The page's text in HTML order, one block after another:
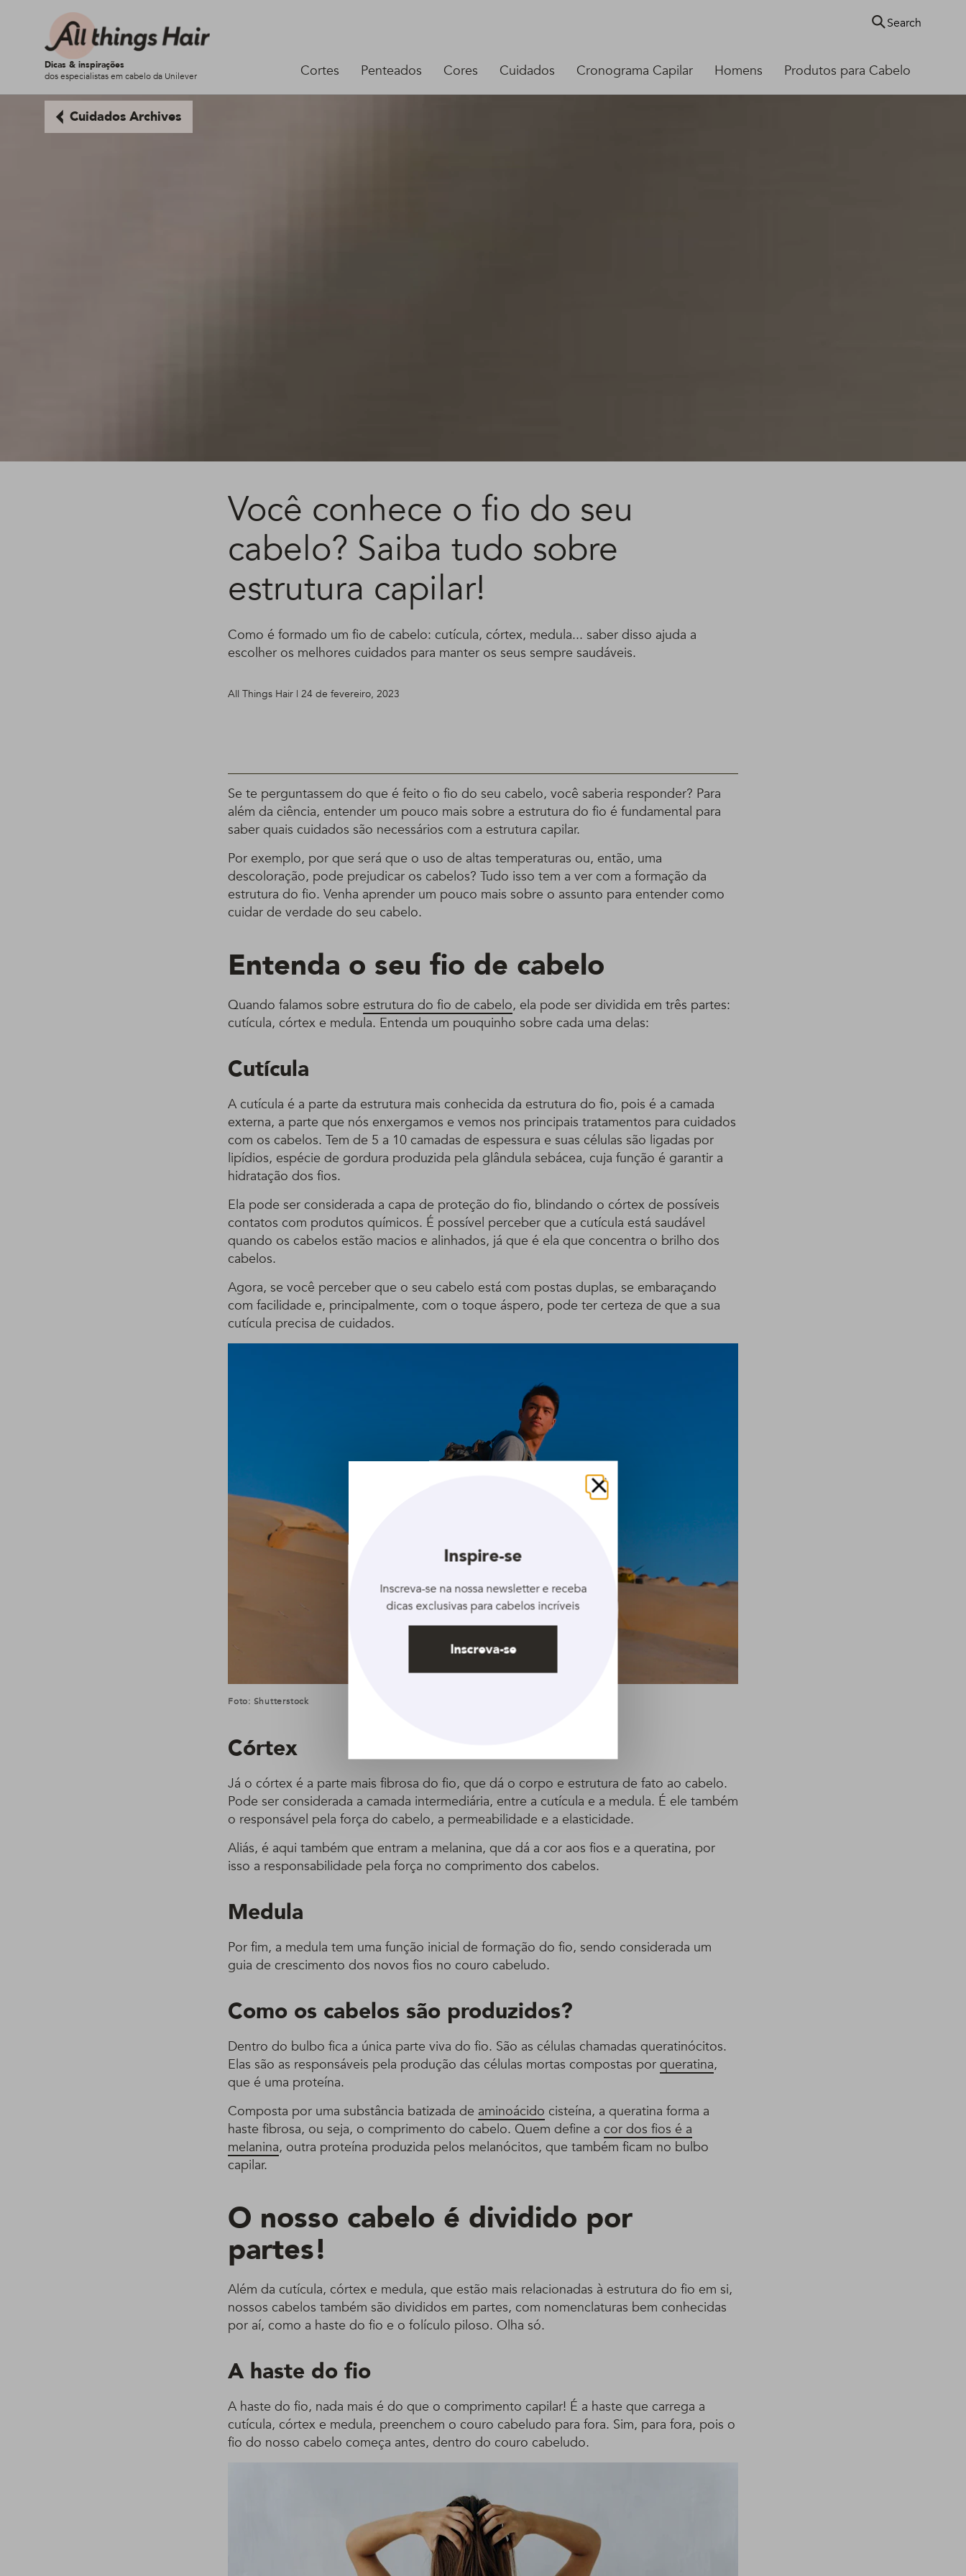
Dicas & inspirações
dos especialistas em cabelo da Unilever
Cortes Penteados Cores Cuidados Cronograma Capilar Homens Produtos para Cabelo
Search
Cuidados Archives
Você conhece o fio do seu
cabelo? Saiba tudo sobre
estrutura capilar!
Como é formado um fio de cabelo: cutícula, córtex, medula... saber disso ajuda a
escolher os melhores cuidados para manter os seus sempre saudáveis.
All Things Hair | 24 de fevereiro, 2023
Se te perguntassem do que é feito o fio do seu cabelo, você saberia responder? Para
além da ciência, entender um pouco mais sobre a estrutura do fio é fundamental para
saber quais cuidados são necessários com a estrutura capilar.
Por exemplo, por que será que o uso de altas temperaturas ou, então, uma
descoloração, pode prejudicar os cabelos? Tudo isso tem a ver com a formação da
estrutura do fio. Venha aprender um pouco mais sobre o assunto para entender como
cuidar de verdade do seu cabelo.
Entenda o seu fio de cabelo
Quando falamos sobre estrutura do fio de cabelo, ela pode ser dividida em três partes:
cutícula, córtex e medula. Entenda um pouquinho sobre cada uma delas:
Cutícula
A cutícula é a parte da estrutura mais conhecida da estrutura do fio, pois é a camada
externa, a parte que nós enxergamos e vemos nos principais tratamentos para cuidados
com os cabelos. Tem de 5 a 10 camadas de espessura e suas células são ligadas por
lipídios, espécie de gordura produzida pela glândula sebácea, cuja função é garantir a
hidratação dos fios.
Ela pode ser considerada a capa de proteção do fio, blindando o córtex de possíveis
contatos com produtos químicos. É possível perceber que a cutícula está saudável
quando os cabelos estão macios e alinhados, já que é ela que concentra o brilho dos
cabelos.
Agora, se você perceber que o seu cabelo está com postas duplas, se embaraçando
com facilidade e, principalmente, com o toque áspero, pode ter certeza de que a sua
cutícula precisa de cuidados.
Foto: Shutterstock
Córtex
Já o córtex é a parte mais fibrosa do fio, que dá o corpo e estrutura de fato ao cabelo.
Pode ser considerada a camada intermediária, entre a cutícula e a medula. É ele também
o responsável pela força do cabelo, a permeabilidade e a elasticidade.
Aliás, é aqui também que entram a melanina, que dá a cor aos fios e a queratina, por
isso a responsabilidade pela força no comprimento dos cabelos.
Medula
Por fim, a medula tem uma função inicial de formação do fio, sendo considerada um
guia de crescimento dos novos fios no couro cabeludo.
Como os cabelos são produzidos?
Dentro do bulbo fica a única parte viva do fio. São as células chamadas queratinócitos.
Elas são as responsáveis pela produção das células mortas compostas por queratina,
que é uma proteína.
Composta por uma substância batizada de aminoácido cisteína, a queratina forma a
haste fibrosa, ou seja, o comprimento do cabelo. Quem define a cor dos fios é a
melanina, outra proteína produzida pelos melanócitos, que também ficam no bulbo
capilar.
O nosso cabelo é dividido por
partes!
Além da cutícula, córtex e medula, que estão mais relacionadas à estrutura do fio em si,
nossos cabelos também são divididos em partes, com nomenclaturas bem conhecidas
por aí, como a haste do fio e o folículo piloso. Olha só.
A haste do fio
A haste do fio, nada mais é do que o comprimento capilar! É a haste que carrega a
cutícula, córtex e medula, preenchem o couro cabeludo para fora. Sim, para fora, pois o
fio do nosso cabelo começa antes, dentro do couro cabeludo.
Fechar
Inspire-se
Inscreva-se na nossa newsletter e receba
dicas exclusivas para cabelos incríveis
Inscreva-se